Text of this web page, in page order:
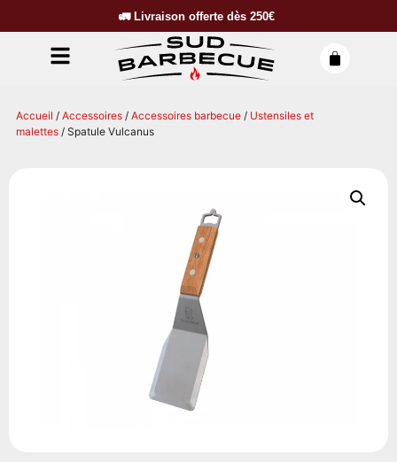
🚛 Livraison offerte dès 250€
Accueil / Accessoires / Accessoires barbecue / Ustensiles et
malettes / Spatule Vulcanus